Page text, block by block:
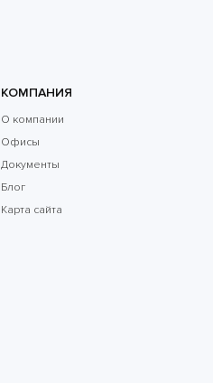
КОМПАНИЯ
О компании
Офисы
Документы
Блог
Карта сайта